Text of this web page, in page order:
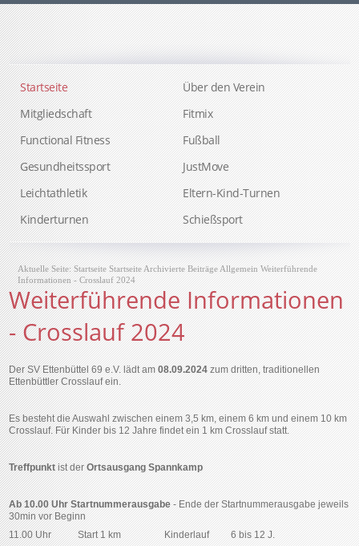
Startseite
Über den Verein
Mitgliedschaft
Fitmix
Functional Fitness
Fußball
Gesundheitssport
JustMove
Leichtathletik
Eltern-Kind-Turnen
Kinderturnen
Schießsport
Aktuelle Seite:Startseite Startseite Archivierte Beiträge Allgemein Weiterführende
Informationen - Crosslauf 2024
Weiterführende Informationen
- Crosslauf 2024
Der SV Ettenbüttel 69 e.V. lädt am08.09.2024 zum dritten, traditionellen
Ettenbüttler Crosslauf ein.
Es besteht die Auswahl zwischen einem 3,5 km, einem 6 km und einem 10 km
Crosslauf. Für Kinder bis 12 Jahre findet ein 1 km Crosslauf statt.
Treffpunktist der Ortsausgang Spannkamp
Ab 10.00 Uhr Startnummerausgabe - Ende der Startnummerausgabe jeweils
30min vor Beginn
11.00 Uhr
Start 1 km Kinderlauf
6 bis 12 J.